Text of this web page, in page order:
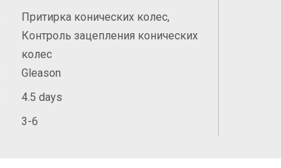
Притирка конических колес,
Контроль зацепления конических
колес
Gleason
4.5 days
3-6